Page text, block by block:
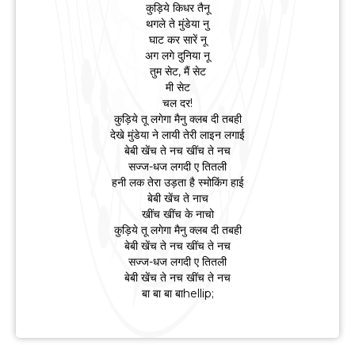
कुड़िये किधर तैनू
थगले ते मुंडेया नु
घाट कर सारें नू
अग लगे दुनिया नू
तुम सेट, मैं सेट
मी सेट
चल दर!
कुड़िये तू लगेगा मैनु क्लब दी तबही
देखे मुंडेया ने लायी तेरी लाइन लगाई
बेबी खेंच ते नच खींच ते नच
सज्ज-धज लगदी ए तितली
हनी लक तेरा उड़ता है स्मोकिंग हाई
बेबी खेंच ते नाच
खींच खींच के नाचो
कुड़िये तू लगेगा मैनु क्लब दी तबही
बेबी खेंच ते नच खींच ते नच
सज्ज-धज लगदी ए तितली
बेबी खेंच ते नच खींच ते नच
बा बा बा बाhellip;